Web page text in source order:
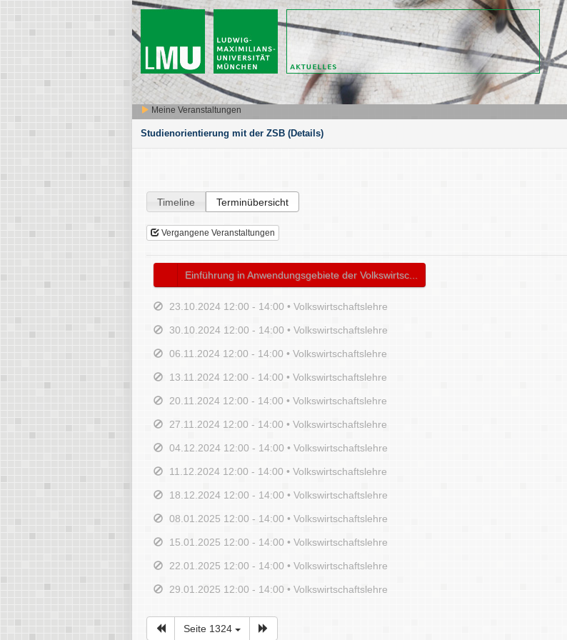
Meine Veranstaltungen
Studienorientierung mit der ZSB (Details)
Timeline Terminübersicht
Vergangene Veranstaltungen
Einführung in Anwendungsgebiete der Volkswirtsc...
23.10.2024 12:00 - 14:00 • Volkswirtschaftslehre
30.10.2024 12:00 - 14:00 • Volkswirtschaftslehre
06.11.2024 12:00 - 14:00 • Volkswirtschaftslehre
13.11.2024 12:00 - 14:00 • Volkswirtschaftslehre
20.11.2024 12:00 - 14:00 • Volkswirtschaftslehre
27.11.2024 12:00 - 14:00 • Volkswirtschaftslehre
04.12.2024 12:00 - 14:00 • Volkswirtschaftslehre
11.12.2024 12:00 - 14:00 • Volkswirtschaftslehre
18.12.2024 12:00 - 14:00 • Volkswirtschaftslehre
08.01.2025 12:00 - 14:00 • Volkswirtschaftslehre
15.01.2025 12:00 - 14:00 • Volkswirtschaftslehre
22.01.2025 12:00 - 14:00 • Volkswirtschaftslehre
29.01.2025 12:00 - 14:00 • Volkswirtschaftslehre
Seite 1324